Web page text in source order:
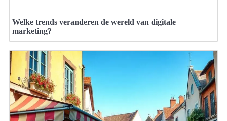
Welke trends veranderen de wereld van digitale
marketing?